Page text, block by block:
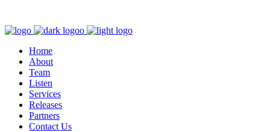
Home
About
Team
Listen
Services
Releases
Partners
Contact Us